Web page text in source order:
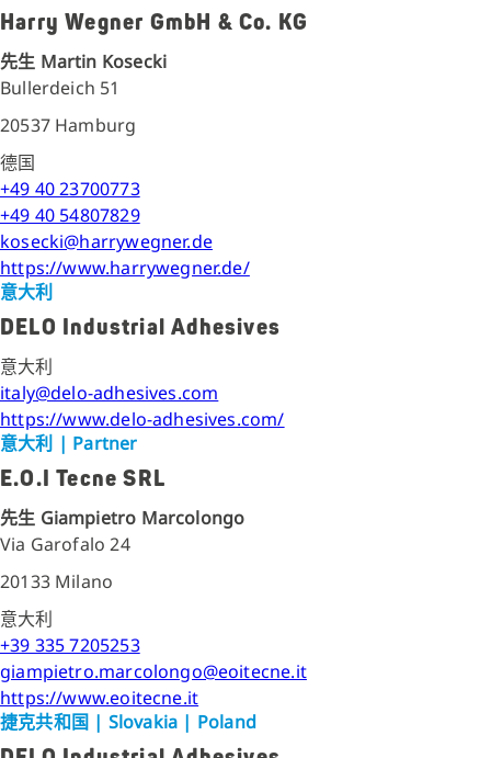
Harry Wegner GmbH & Co. KG
先生 Martin Kosecki
Bullerdeich 51
20537 Hamburg
德国
+49 40 23700773
+49 40 54807829
kosecki@harrywegner.de
https://www.harrywegner.de/
意大利
DELO Industrial Adhesives
意大利
italy@delo-adhesives.com
https://www.delo-adhesives.com/
意大利 | Partner
E.O.I Tecne SRL
先生 Giampietro Marcolongo
Via Garofalo 24
20133 Milano
意大利
+39 335 7205253
giampietro.marcolongo@eoitecne.it
https://www.eoitecne.it
捷克共和国 | Slovakia | Poland